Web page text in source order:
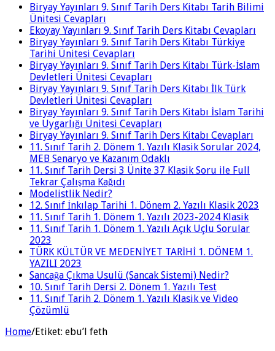
Biryay Yayınları 9. Sınıf Tarih Ders Kitabı Tarih Bilimi
Ünitesi Cevapları
Ekoyay Yayınları 9. Sınıf Tarih Ders Kitabı Cevapları
Biryay Yayınları 9. Sınıf Tarih Ders Kitabı Türkiye
Tarihi Ünitesi Cevapları
Biryay Yayınları 9. Sınıf Tarih Ders Kitabı Türk-İslam
Devletleri Ünitesi Cevapları
Biryay Yayınları 9. Sınıf Tarih Ders Kitabı İlk Türk
Devletleri Ünitesi Cevapları
Biryay Yayınları 9. Sınıf Tarih Ders Kitabı İslam Tarihi
ve Uygarlığı Ünitesi Cevapları
Biryay Yayınları 9. Sınıf Tarih Ders Kitabı Cevapları
11. Sınıf Tarih 2. Dönem 1. Yazılı Klasik Sorular 2024,
MEB Senaryo ve Kazanım Odaklı
11. Sınıf Tarih Dersi 3 Ünite 37 Klasik Soru ile Full
Tekrar Çalışma Kağıdı
Modelistlik Nedir?
12. Sınıf İnkılap Tarihi 1. Dönem 2. Yazılı Klasik 2023
11. Sınıf Tarih 1. Dönem 1. Yazılı 2023-2024 Klasik
11. Sınıf Tarih 1. Dönem 1. Yazılı Açık Uçlu Sorular
2023
TÜRK KÜLTÜR VE MEDENİYET TARİHİ 1. DÖNEM 1.
YAZILI 2023
Sancağa Çıkma Usulü (Sancak Sistemi) Nedir?
10. Sınıf Tarih Dersi 2. Dönem 1. Yazılı Test
11. Sınıf Tarih 2. Dönem 1. Yazılı Klasik ve Video
Çözümlü
Home/Etiket: ebu’l feth